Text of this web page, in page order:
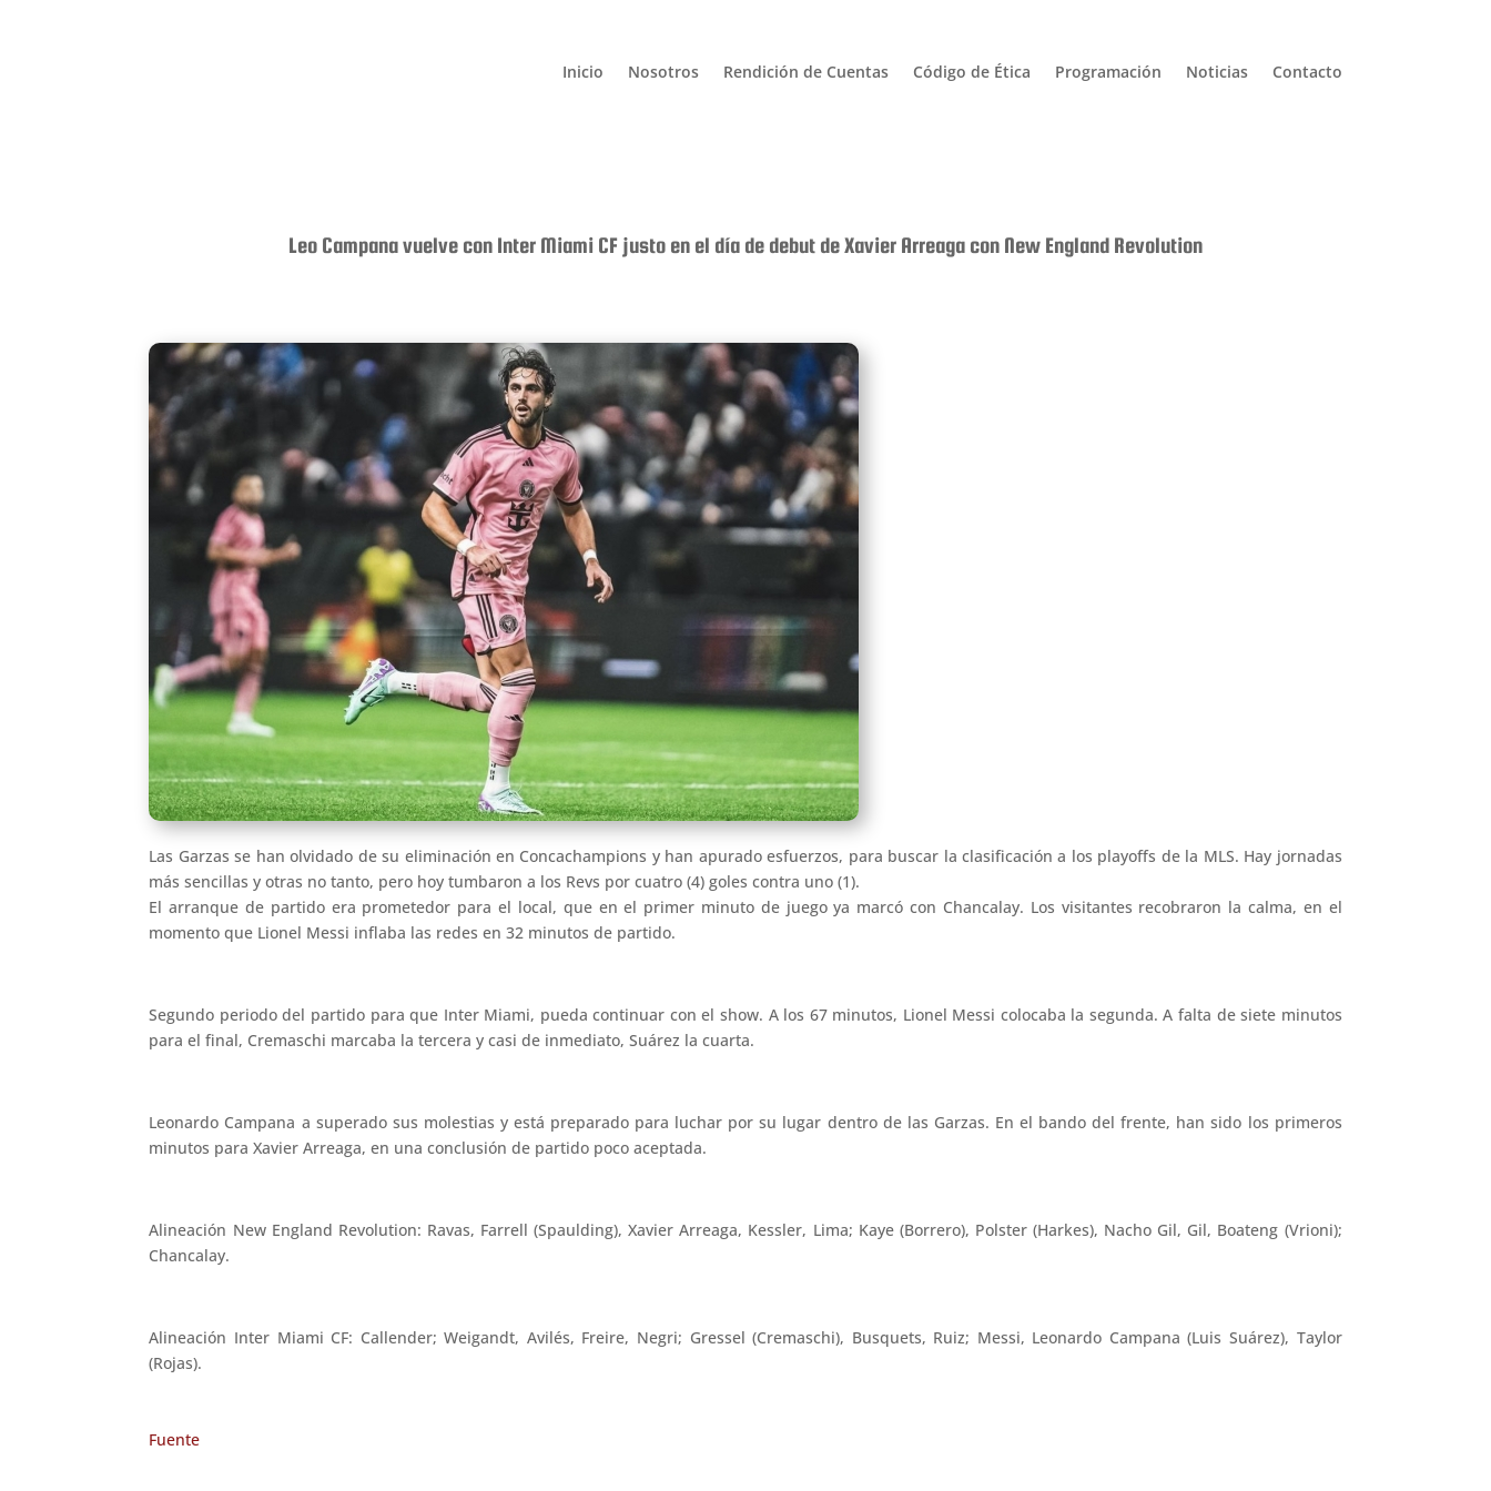
Inicio Nosotros Rendición de Cuentas Código de Ética Programación Noticias Contacto
Leo Campana vuelve con Inter Miami CF justo en el día de debut de Xavier Arreaga con New England Revolution
Las Garzas se han olvidado de su eliminación en Concachampions y han apurado esfuerzos, para buscar la clasificación a los playoffs de la MLS. Hay jornadas
más sencillas y otras no tanto, pero hoy tumbaron a los Revs por cuatro (4) goles contra uno (1).
El arranque de partido era prometedor para el local, que en el primer minuto de juego ya marcó con Chancalay. Los visitantes recobraron la calma, en el
momento que Lionel Messi inflaba las redes en 32 minutos de partido.
Segundo periodo del partido para que Inter Miami, pueda continuar con el show. A los 67 minutos, Lionel Messi colocaba la segunda. A falta de siete minutos
para el final, Cremaschi marcaba la tercera y casi de inmediato, Suárez la cuarta.
Leonardo Campana a superado sus molestias y está preparado para luchar por su lugar dentro de las Garzas. En el bando del frente, han sido los primeros
minutos para Xavier Arreaga, en una conclusión de partido poco aceptada.
Alineación New England Revolution: Ravas, Farrell (Spaulding), Xavier Arreaga, Kessler, Lima; Kaye (Borrero), Polster (Harkes), Nacho Gil, Gil, Boateng (Vrioni);
Chancalay.
Alineación Inter Miami CF: Callender; Weigandt, Avilés, Freire, Negri; Gressel (Cremaschi), Busquets, Ruiz; Messi, Leonardo Campana (Luis Suárez), Taylor
(Rojas).
Fuente